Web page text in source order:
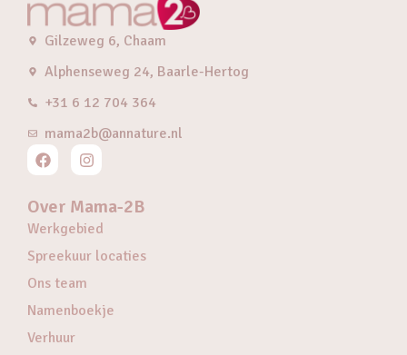
Gilzeweg 6, Chaam
Alphenseweg 24, Baarle-Hertog
+31 6 12 704 364
mama2b@annature.nl
Over Mama-2B
Werkgebied
Spreekuur locaties
Ons team
Namenboekje
Verhuur